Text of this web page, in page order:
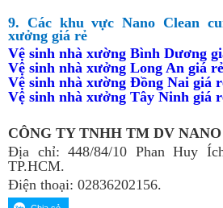
9. Các khu vực Nano Clean
xưởng giá rẻ
Vệ sinh nhà xường Bình Dương
Vệ sinh nhà xưởng Long An giá rẻ
Vệ sinh nhà xường Đồng Nai giá
Vệ sinh nhà xưởng Tây Ninh giá
CÔNG TY TNHH TM DV
Địa chỉ: 448/84/10 Phan Huy
TP.HCM.
Điện thoại: 02836202156.